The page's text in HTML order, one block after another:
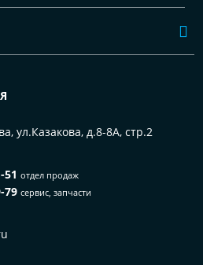
ул.Казакова, д.8-8А, стр.2
51 отдел продаж
79 сервис, запчасти